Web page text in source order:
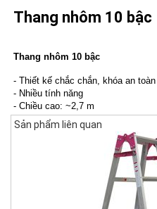
Thang nhôm 10 bậc
Thang nhôm 10 bậc
- Thiết kế chắc chắn, khóa an toàn
- Nhiều tính năng
- Chiều cao: ~2,7 m
Sản phẩm liên quan